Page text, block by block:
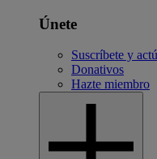
Únete
Suscríbete y
Donativos
Hazte miembro